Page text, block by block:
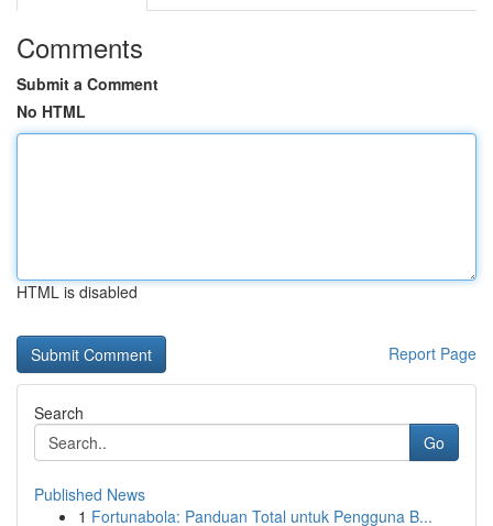
Comments
Submit a Comment
No HTML
HTML is disabled
Report Page
Search
Go
Published News
1 Fortunabola: Panduan Total untuk Pengguna B...